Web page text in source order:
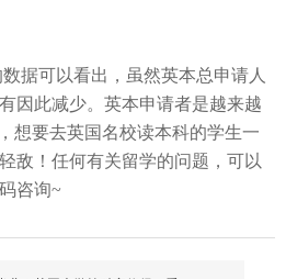
数据可以看出， 虽然英本总申请人
因此减少。英本申请者是越来越
想要去英国名校读本科的学生一
敌！任何有关留学的问题，可以
咨询~